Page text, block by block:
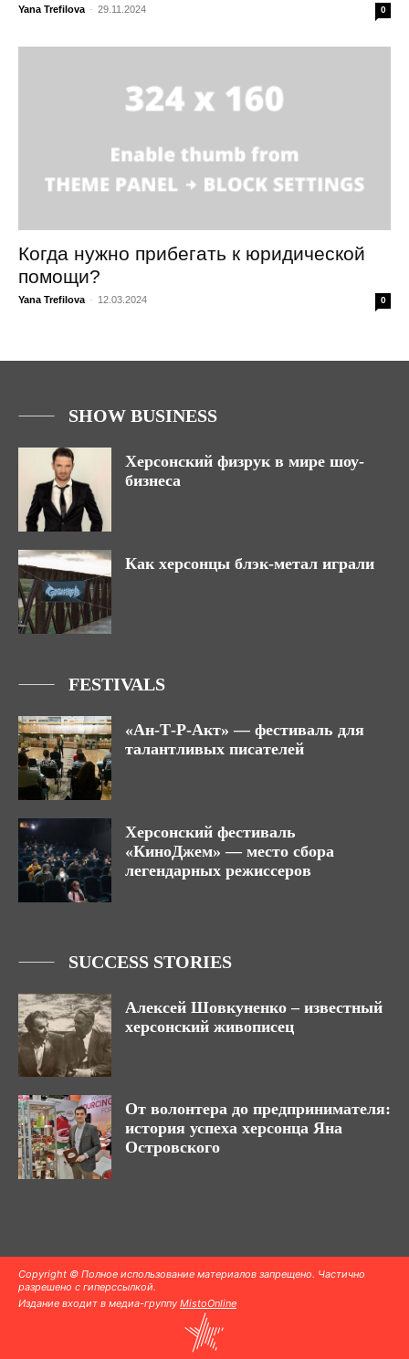
Yana Trefilova - 29.11.2024 0
Когда нужно прибегать к юридической
помощи?
Yana Trefilova - 12.03.2024 0
SHOW BUSINESS
Херсонский физрук в мире шоу-
бизнеса
Как херсонцы блэк-метал играли
FESTIVALS
«Ан-Т-Р-Акт» — фестиваль для
талантливых писателей
Херсонский фестиваль
«КиноДжем» — место сбора
легендарных режиссеров
SUCCESS STORIES
Алексей Шовкуненко – известный
херсонский живописец
От волонтера до предпринимателя:
история успеха херсонца Яна
Островского
Copyright © Полное использование материалов запрещено. Частично
разрешено с гиперссылкой.
Издание входит в медиа-группу MistoOnline